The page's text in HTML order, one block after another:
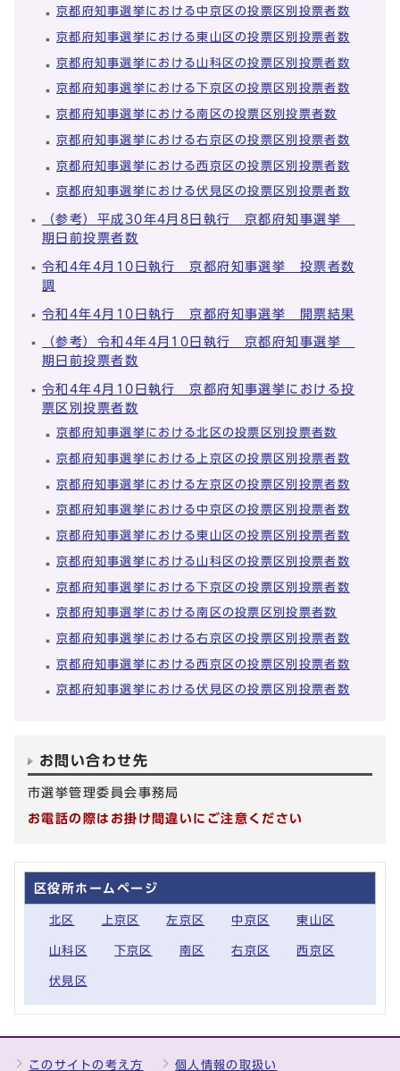
京都府知事選挙における中京区の投票区別投票者数
京都府知事選挙における東山区の投票区別投票者数
京都府知事選挙における山科区の投票区別投票者数
京都府知事選挙における下京区の投票区別投票者数
京都府知事選挙における南区の投票区別投票者数
京都府知事選挙における右京区の投票区別投票者数
京都府知事選挙における西京区の投票区別投票者数
京都府知事選挙における伏見区の投票区別投票者数
（参考）平成30年4月8日執行 京都府知事選挙
期日前投票者数
令和4年4月10日執行 京都府知事選挙 投票者数
調
令和4年4月10日執行 京都府知事選挙 開票結果
（参考）令和4年4月10日執行 京都府知事選挙
期日前投票者数
令和4年4月10日執行 京都府知事選挙における投
票区別投票者数
京都府知事選挙における北区の投票区別投票者数
京都府知事選挙における上京区の投票区別投票者数
京都府知事選挙における左京区の投票区別投票者数
京都府知事選挙における中京区の投票区別投票者数
京都府知事選挙における東山区の投票区別投票者数
京都府知事選挙における山科区の投票区別投票者数
京都府知事選挙における下京区の投票区別投票者数
京都府知事選挙における南区の投票区別投票者数
京都府知事選挙における右京区の投票区別投票者数
京都府知事選挙における西京区の投票区別投票者数
京都府知事選挙における伏見区の投票区別投票者数
お問い合わせ先
市選挙管理委員会事務局
お電話の際はお掛け間違いにご注意ください
区役所ホームページ
北区 上京区 左京区 中京区 東山区
山科区 下京区 南区 右京区 西京区
伏見区
このサイトの考え方 個人情報の取扱い